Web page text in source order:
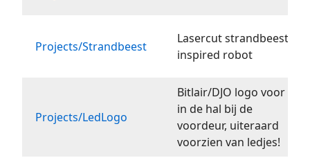
Projects/Strandbeest
Lasercut strandbeest
inspired robot
Projects/LedLogo
Bitlair/DJO logo voor
in de hal bij de
voordeur, uiteraard
voorzien van ledjes!